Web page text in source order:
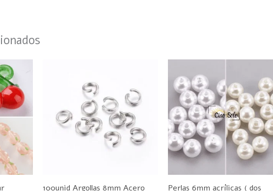
tiene
múltiples
Las
opciones
100unid Argollas 8mm Acero Perlas 6mm acrílicas ( dos